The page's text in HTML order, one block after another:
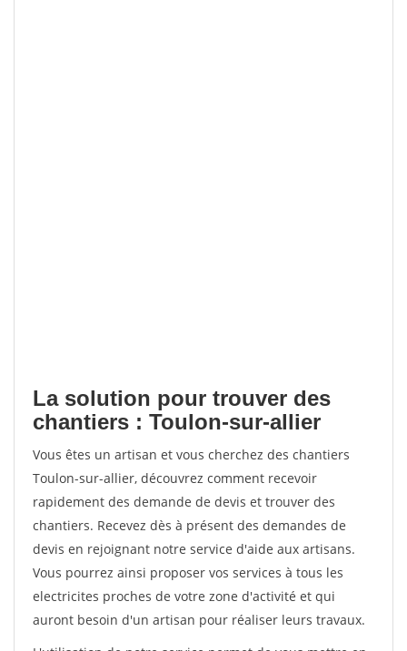
La solution pour trouver des
chantiers : Toulon-sur-allier
Vous êtes un artisan et vous cherchez des chantiers
Toulon-sur-allier, découvrez comment recevoir
rapidement des demande de devis et trouver des
chantiers. Recevez dès à présent des demandes de
devis en rejoignant notre service d'aide aux artisans.
Vous pourrez ainsi proposer vos services à tous les
electricites proches de votre zone d'activité et qui
auront besoin d'un artisan pour réaliser leurs travaux.